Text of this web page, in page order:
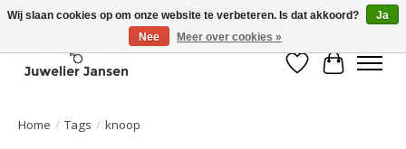
Verlanglijst
Home / Tags / knoop
Wij slaan cookies op om onze website te verbeteren. Is dat akkoord?
Ja
Nee
Meer over cookies »